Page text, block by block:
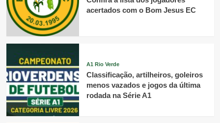
acertados com o Bom Jesus EC
A1 Rio Verde
Classificação, artilheiros, goleiros
menos vazados e jogos da última
rodada na Série A1